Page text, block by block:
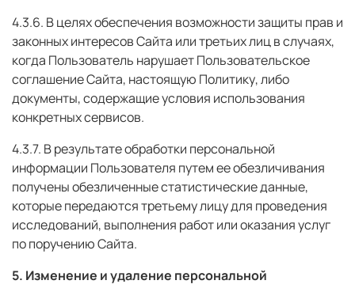
4.3.6. В целях обеспечения возможности защиты прав и
законных интересов Сайта или третьих лиц в случаях,
когда Пользователь нарушает Пользовательское
соглашение Сайта, настоящую Политику, либо
документы, содержащие условия использования
конкретных сервисов.
4.3.7. В результате обработки персональной
информации Пользователя путем ее обезличивания
получены обезличенные статистические данные,
которые передаются третьему лицу для проведения
исследований, выполнения работ или оказания услуг
по поручению Сайта.
5. Изменение и удаление персональной